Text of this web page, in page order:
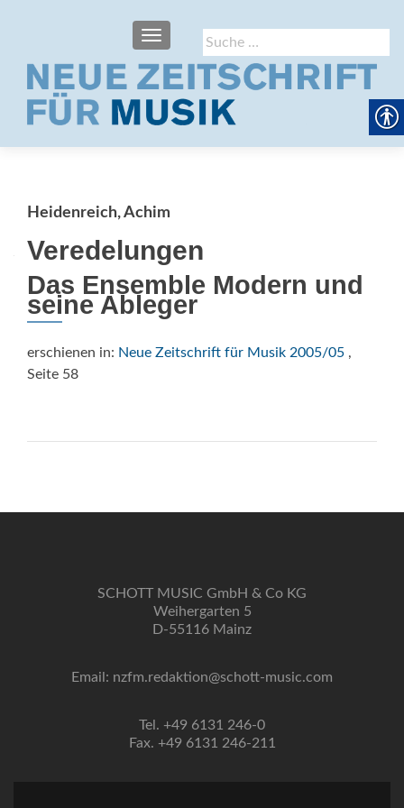
Suche
nach:
SCHALTE NAVIGATION
Heidenreich, Achim
Veredelungen
Das Ensemble Modern und
seine Ableger
erschienen in: Neue Zeitschrift für Musik 2005/05 ,
Seite 58
SCHOTT MUSIC GmbH & Co KG
Weihergarten 5
D-55116 Mainz
Email: nzfm.redaktion@schott-music.com
Tel. +49 6131 246-0
Fax. +49 6131 246-211